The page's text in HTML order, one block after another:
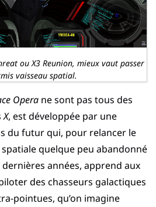
ou X3 Reunion, mieux vaut passer
vaisseau spatial.
Opera ne sont pas tous des
X, est développée par une
du futur qui, pour relancer le
quelque peu abandonné
années, apprend aux
des chasseurs galactiques
pointues, qu’on imagine